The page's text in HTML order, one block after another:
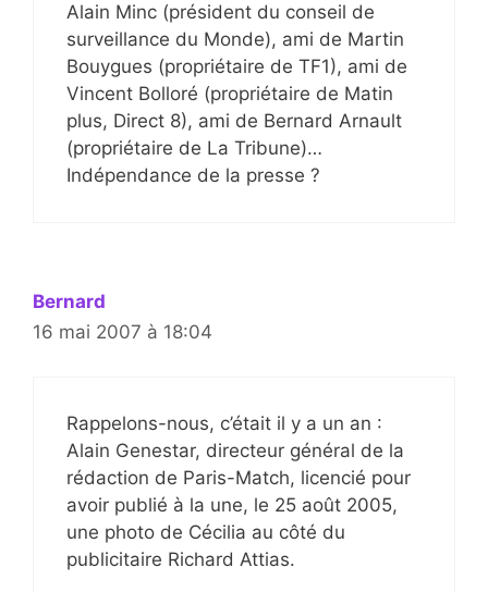
Alain Minc (président du conseil de
surveillance du Monde), ami de Martin
Bouygues (propriétaire de TF1), ami de
Vincent Bolloré (propriétaire de Matin
plus, Direct 8), ami de Bernard Arnault
(propriétaire de La Tribune)…
Indépendance de la presse ?
Bernard
16 mai 2007 à 18:04
Rappelons-nous, c’était il y a un an :
Alain Genestar, directeur général de la
rédaction de Paris-Match, licencié pour
avoir publié à la une, le 25 août 2005,
une photo de Cécilia au côté du
publicitaire Richard Attias.